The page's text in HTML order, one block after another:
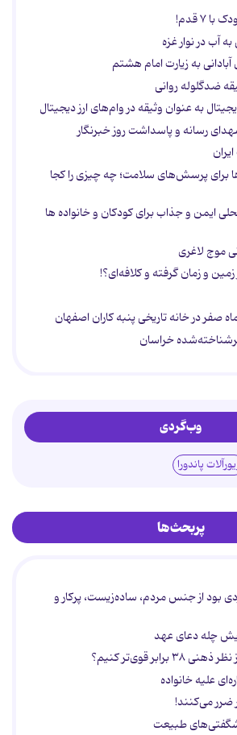
۷ قدم!
آب در نوار غزه
آبادانی به زیارت امام هشتم
ضدگلوله روانی
به عنوان وثیقه در وام‌های ارز دیجیتال
رسانه و پاسداشت روز خبرنگار
برای پرسش‌های سلامت؛ چه چیزی را کجا
ایمن و جذاب برای کودکان و خانواده ها
موج لاغری
زمین و زمان گرفته و کلافه‌ای؟!
صفر در خانه تاریخی پنبه کاران اصفهان
خراسان
وب‌گردی
پاندورا
پربحث‌ها
بود از جنس مردم، ساده‌زیست، پرکار و
چله دعای عهد
قوی‌تر کنیم؟
ضرر می‌کنند!
طبیعت